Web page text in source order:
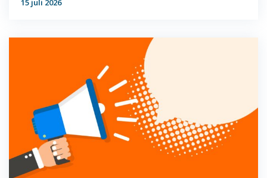
15 juli 2026